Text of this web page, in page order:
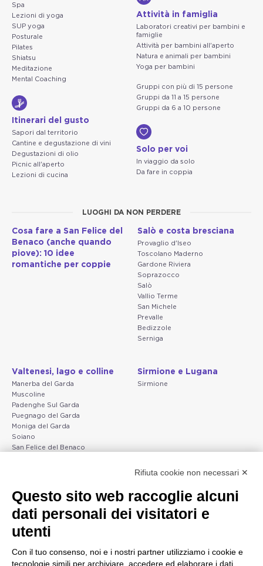
Spa
Lezioni di yoga
SUP yoga
Posturale
Pilates
Shiatsu
Meditazione
Mental Coaching
Itinerari del gusto
Sapori dal territorio
Cantine e degustazione di vini
Degustazioni di olio
Picnic all'aperto
Lezioni di cucina
Attività in famiglia
Laboratori creativi per bambini e
famiglie
Attività per bambini all'aperto
Natura e animali per bambini
Yoga per bambini
Gruppi con più di 15 persone
Gruppi da 11 a 15 persone
Gruppi da 6 a 10 persone
Solo per voi
In viaggio da solo
Da fare in coppia
LUOGHI DA NON PERDERE
Cosa fare a San Felice del
Benaco (anche quando
piove): 10 idee
romantiche per coppie
Salò e costa bresciana
Provaglio d'Iseo
Toscolano Maderno
Gardone Riviera
Soprazocco
Salò
Vallio Terme
San Michele
Prevalle
Bedizzole
Serniga
Valtenesi, lago e colline
Manerba del Garda
Muscoline
Padenghe Sul Garda
Puegnago del Garda
Moniga del Garda
Soiano
San Felice del Benaco
Sirmione e Lugana
Sirmione
Peschiera e la costa
veneta
Lazise
Peschiera del Garda
Verona
Gargnano e l'Alto Garda
Gargnano
Arco
Campione
Rifiuta cookie non necessari ✕
Questo sito web raccoglie alcuni
dati personali dei visitatori e
utenti
Con il tuo consenso, noi e i nostri partner utilizziamo i cookie e
tecnologie simili per archiviare, accedere ed elaborare i dati